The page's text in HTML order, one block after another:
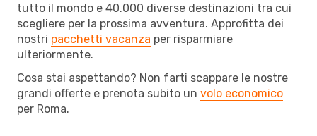
tutto il mondo e 40.000 diverse destinazioni tra cui
scegliere per la prossima avventura. Approfitta dei
nostri pacchetti vacanza per risparmiare
ulteriormente.
Cosa stai aspettando? Non farti scappare le nostre
grandi offerte e prenota subito un volo economico
per Roma.